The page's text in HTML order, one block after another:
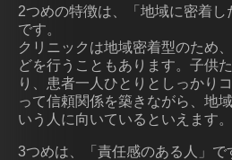
2つめの特徴は、「地域に密着し
です。
クリニックは地域密着型のため
どを行うこともあります。子供
り、患者一人ひとりとしっかり
って信頼関係を築きながら、地
いう人に向いているといえます。
3つめは、「責任感のある人」で